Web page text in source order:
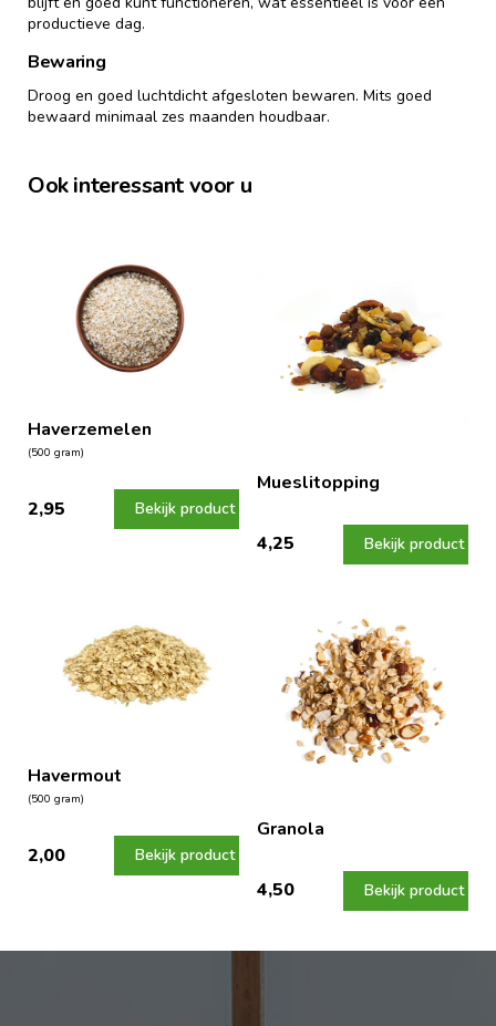
productieve dag.
Bewaring
Droog en goed luchtdicht afgesloten bewaren. Mits goed
bewaard minimaal zes maanden houdbaar.
Ook interessant voor u
Haverzemelen
(500 gram)
2,95 Bekijk product
Mueslitopping
4,25 Bekijk product
Havermout
(500 gram)
2,00 Bekijk product
Granola
4,50 Bekijk product